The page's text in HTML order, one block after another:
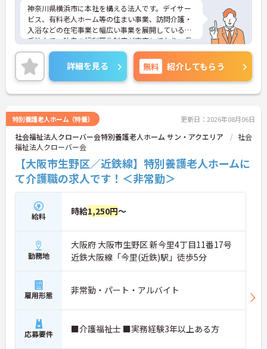
■医療×介護の連携で幅広く関われる♪
多職種連携の中で働ける魅力があります。
・医療・看護・介護が連携した体制
・地域に根ざした在宅サービスに関われる
→ 視野を広げながら働ける環境です
神奈川県横浜市に本社を構える法人です。デイサー
ビス、有料老人ホーム等の住まい事業、訪問介護・
入浴などの在宅事業と幅広い事業を展開している大
手法人で、独自の福利厚生制度が充実しており、長
く安心してご就業いただけます。ご興味のある方に
は、面接対策ポイントなど、さらに詳細をお話しい
たしますのでお気軽にご相談ください！
詳細を見る 無料 紹介してもらう
特別養護老人ホーム（特養） 更新日：2026年08月06日
社会福祉法人クローバー会特別養護老人ホーム サン・アクエリア
社会
福祉法人クローバー会
【大阪市生野区／近鉄線】特別養護老人ホームに
て介護職の求人です！＜非常勤＞
給料 時給1,250円～
勤務地
大阪府 大阪市生野区 新今里4丁目11番17号
近鉄大阪線「今里(近鉄)駅」徒歩5分
雇用形態 非常勤・パート・アルバイト
応募要件 ■介護福祉士 ■実務経験3年以上ある方